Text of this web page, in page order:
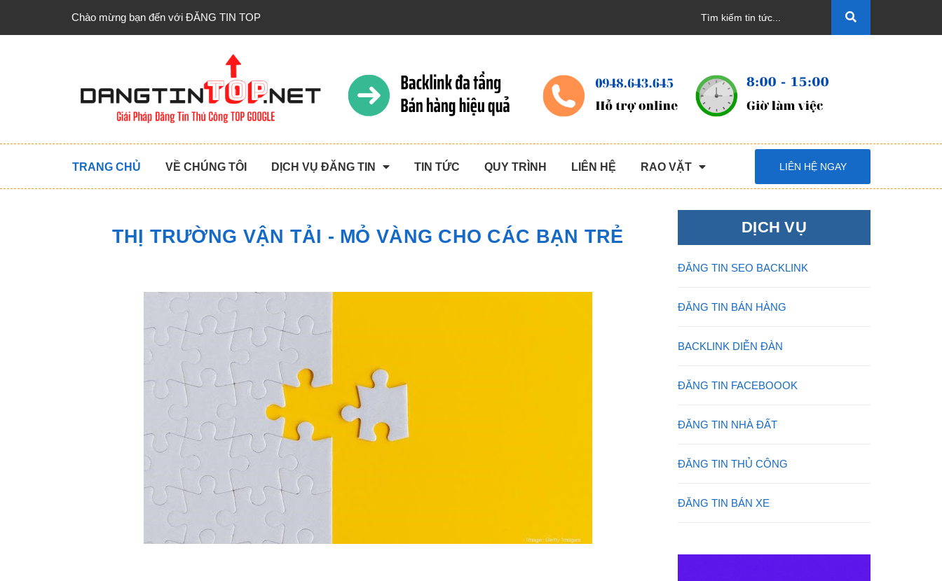
Chào mừng bạn đến với ĐĂNG TIN TOP
TRANG CHỦ VỀ CHÚNG TÔI DỊCH VỤ ĐĂNG TIN TIN TỨC QUY TRÌNH LIÊN HỆ RAO VẶT LIÊN HỆ NGAY
THỊ TRƯỜNG VẬN TẢI - MỎ VÀNG CHO CÁC BẠN TRẺ DỊCH VỤ
ĐĂNG TIN SEO BACKLINK
ĐĂNG TIN BÁN HÀNG
BACKLINK DIỄN ĐÀN
ĐĂNG TIN FACEBOOOK
ĐĂNG TIN NHÀ ĐẤT
ĐĂNG TIN THỦ CÔNG
ĐĂNG TIN BÁN XE